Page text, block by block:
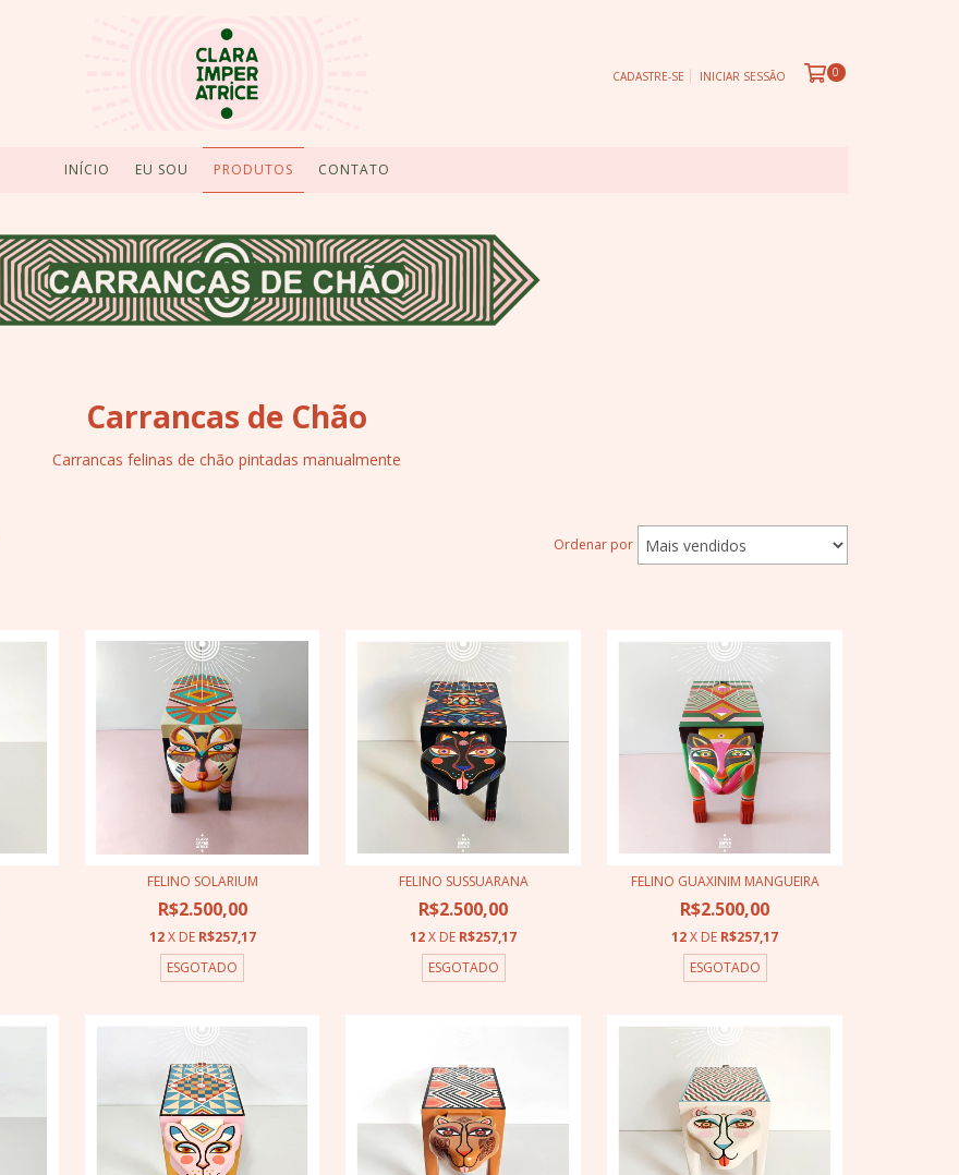
CADASTRE-SE INICIAR SESSÃO 0
INÍCIO EU SOU PRODUTOS CONTATO
Carrancas de Chão
Carrancas felinas de chão pintadas manualmente
Ordenar por
FELINO SOLARIUM
R$2.500,00
12 X DE R$257,17
ESGOTADO
FELINO SUSSUARANA
R$2.500,00
12X DE R$257,17
ESGOTADO
FELINO GUAXINIM MANGUEIRA
R$2.500,00
12X DE R$257,17
ESGOTADO